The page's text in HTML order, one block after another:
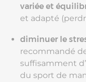
variée et
et adapté
diminuer le
recommandé
suffisamment
du sport de